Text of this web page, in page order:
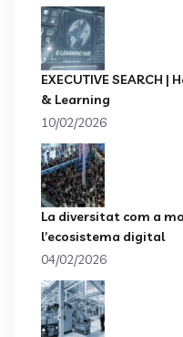
EXECUTIVE SEARCH
& Learning
10/02/2026
La diversitat com a
l’ecosistema digital
04/02/2026